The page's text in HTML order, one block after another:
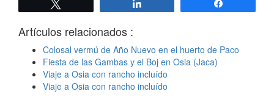
Artículos relacionados :
Colosal vermú de Año Nuevo en el huerto de Paco
Fiesta de las Gambas y el Boj en Osia (Jaca)
Viaje a Osia con rancho incluído
Viaje a Osia con rancho incluído